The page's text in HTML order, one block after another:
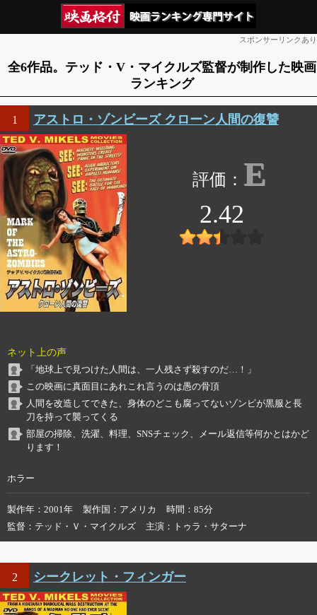
スポンサーリンクあり
全6作品。テッド・V・マイクルズ監督が制作した映画
ランキング
1 アストロ・ゾンビーズ クローン人間の復讐
E
2.42
ネット上の声
「地球上で見つけた人間は、一人残さず殺すのだ…！」
この映画に真面目にあれこれ言うのは愚の骨頂
人間を改造してできた、身体のどこも腐ってないゾンビが黒服と長
刀を持って襲ってくる
部屋の掃除、洗濯、料理、SNSチェック、メール返信等何かとはかど
ります！
ホラー
製作年 2001年 製作国 アメリカ 時間
85分
監督
テッド・Ｖ・マイクルズ 主演 トゥラ・サターナ
2 シークレット・フィンガー